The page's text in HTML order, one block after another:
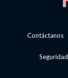
Contáctanos
Seguridad